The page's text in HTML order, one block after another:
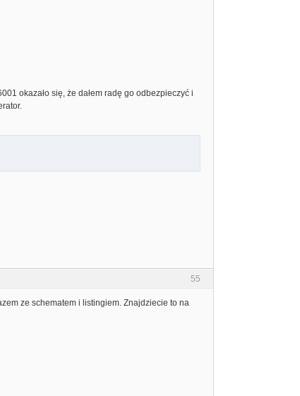
okazało się, że dałem radę go odbezpieczyć i
55
ze schematem i listingiem. Znajdziecie to na